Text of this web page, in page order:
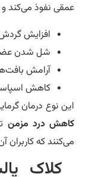
نفوذ می‌کند و
افزایش گردش
شل شدن عضلات
آرامش
کاهش اسپاسم
نوع درمان گرمایی در
درد مزمن
که کاربران آن